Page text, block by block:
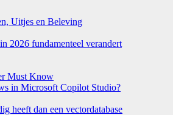
Uitjes en Beleving
2026 fundamenteel verandert
Must Know
in Microsoft Copilot Studio?
heeft dan een vectordatabase